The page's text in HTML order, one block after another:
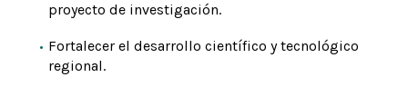
proyecto de investigación.
Fortalecer el desarrollo científico y tecnológico
regional.